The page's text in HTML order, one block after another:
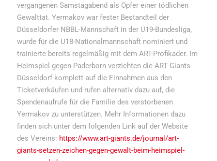
vergangenen Samstagabend als Opfer einer tödlichen
Gewalttat. Yermakov war fester Bestandteil der
Düsseldorfer NBBL-Mannschaft in der U19-Bundesliga,
wurde für die U18-Nationalmannschaft nominiert und
trainierte bereits regelmäßig mit dem ART-Profikader. Im
Heimspiel gegen Paderborn verzichten die ART Giants
Düsseldorf komplett auf die Einnahmen aus den
Ticketverkäufen und rufen alternativ dazu auf, die
Spendenaufrufe für die Familie des verstorbenen
Yermakov zu unterstützen. Mehr Informationen dazu
finden sich unter dem folgenden Link auf der Website
des Vereins: https://www.art-giants.de/journal/art-
giants-setzen-zeichen-gegen-gewalt-beim-heimspiel-